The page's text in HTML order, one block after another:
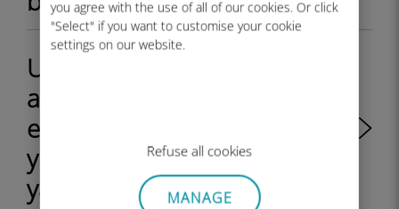
you agree with the use of all of our cookies. Or click
"Select" if you want to customise your cookie
settings on our website.
Refuse all cookies
MANAGE
Ubigi eSIM profili satın aldım
ancak telefonum simlocklu ve
eSIM profilini
yükleyemiyorum. Ne
yapmam gerekiyor?